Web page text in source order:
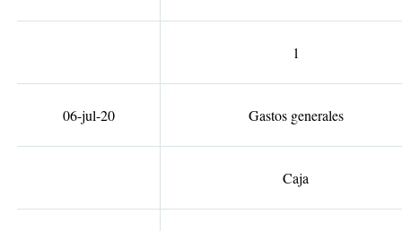
1
06-jul-20 Gastos generales
Caja